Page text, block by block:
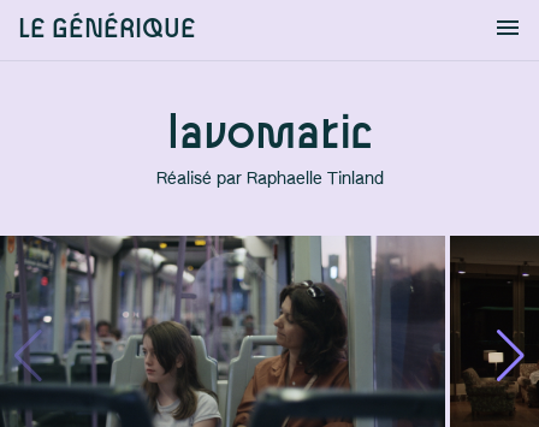
LE GÉNÉRIQUE
lavomatic
Réalisé par Raphaelle Tinland